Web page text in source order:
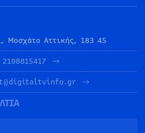
Μοσχάτο Αττικής, 183 45
2108815417